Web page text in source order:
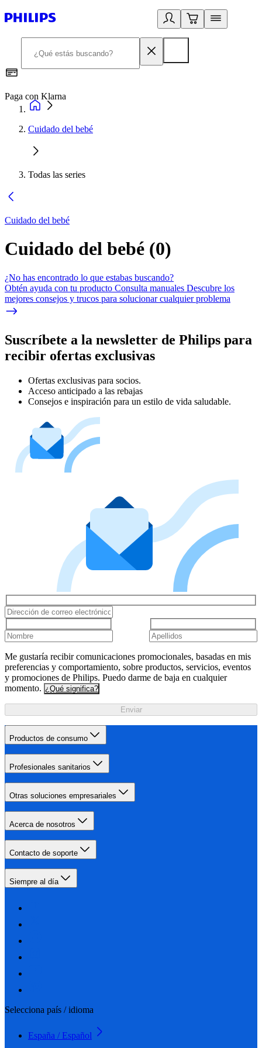
Paga con Klarna
Cuidado del bebé
Todas las series
Cuidado del bebé
Cuidado del bebé (0)
¿No has encontrado lo que estabas buscando?
Obtén ayuda con tu producto Consulta manuales Descubre los
mejores consejos y trucos para solucionar cualquier problema
Suscríbete a la newsletter de Philips para
recibir ofertas exclusivas
Ofertas exclusivas para socios.
Acceso anticipado a las rebajas
Consejos e inspiración para un estilo de vida saludable.
Me gustaría recibir comunicaciones promocionales, basadas en mis
preferencias y comportamiento, sobre productos, servicios, eventos
y promociones de Philips. Puedo darme de baja en cualquier
momento. ¿Qué significa?
Enviar
Productos de consumo
Profesionales sanitarios
Otras soluciones empresariales
Acerca de nosotros
Contacto de soporte
Siempre al día
Selecciona país / idioma
España / Español